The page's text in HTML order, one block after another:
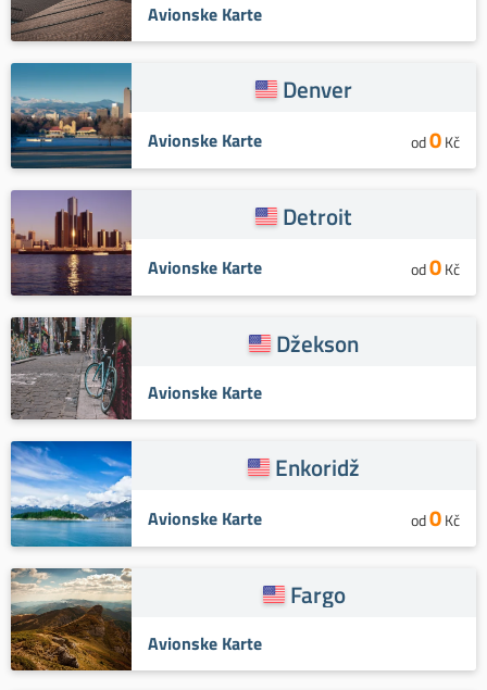
Avionske Karte
Denver
Avionske Karte od0Kč
Detroit
Avionske Karte od0Kč
Džekson
Avionske Karte
Enkoridž
Avionske Karte od0Kč
Fargo
Avionske Karte